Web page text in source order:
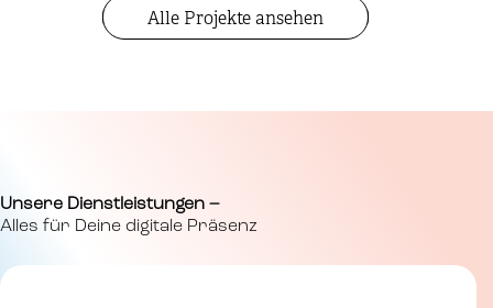
Alle Projekte ansehen
Unsere Dienstleistungen –
Alles für Deine digitale Präsenz